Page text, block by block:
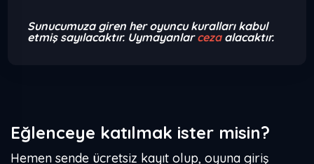
Sunucumuza giren her oyuncu kuralları kabul
etmiş sayılacaktır. Uymayanlarcezaalacaktır.
Eğlenceye katılmak ister misin?
Hemen sende ücretsiz kayıt olup, oyuna giriş